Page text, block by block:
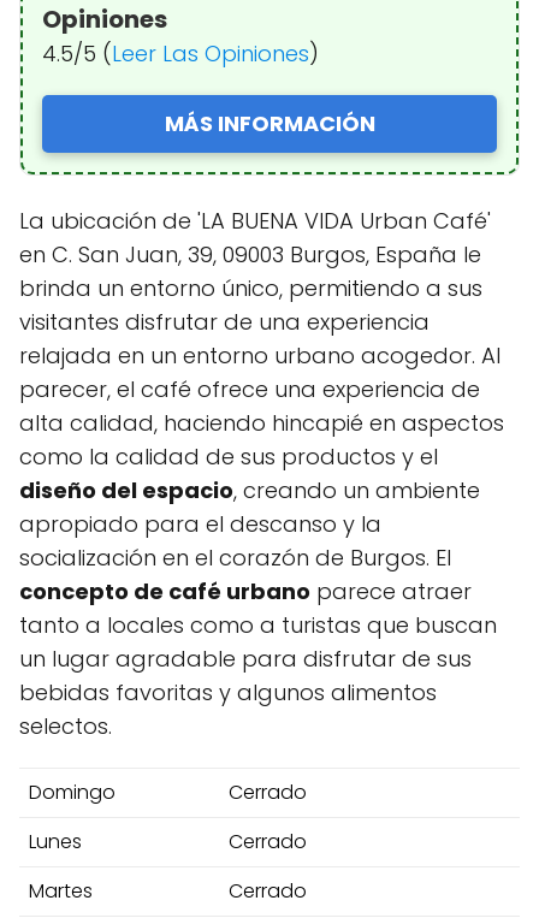
Opiniones
4.5/5 (Leer Las Opiniones)
MÁS INFORMACIÓN
La ubicación de 'LA BUENA VIDA Urban Café'
en C. San Juan, 39, 09003 Burgos, España le
brinda un entorno único, permitiendo a sus
visitantes disfrutar de una experiencia
relajada en un entorno urbano acogedor. Al
parecer, el café ofrece una experiencia de
alta calidad, haciendo hincapié en aspectos
como la calidad de sus productos y el
diseño del espacio, creando un ambiente
apropiado para el descanso y la
socialización en el corazón de Burgos. El
concepto de café urbano parece atraer
tanto a locales como a turistas que buscan
un lugar agradable para disfrutar de sus
bebidas favoritas y algunos alimentos
selectos.
Domingo
Cerrado
Lunes
Cerrado
Martes
Cerrado